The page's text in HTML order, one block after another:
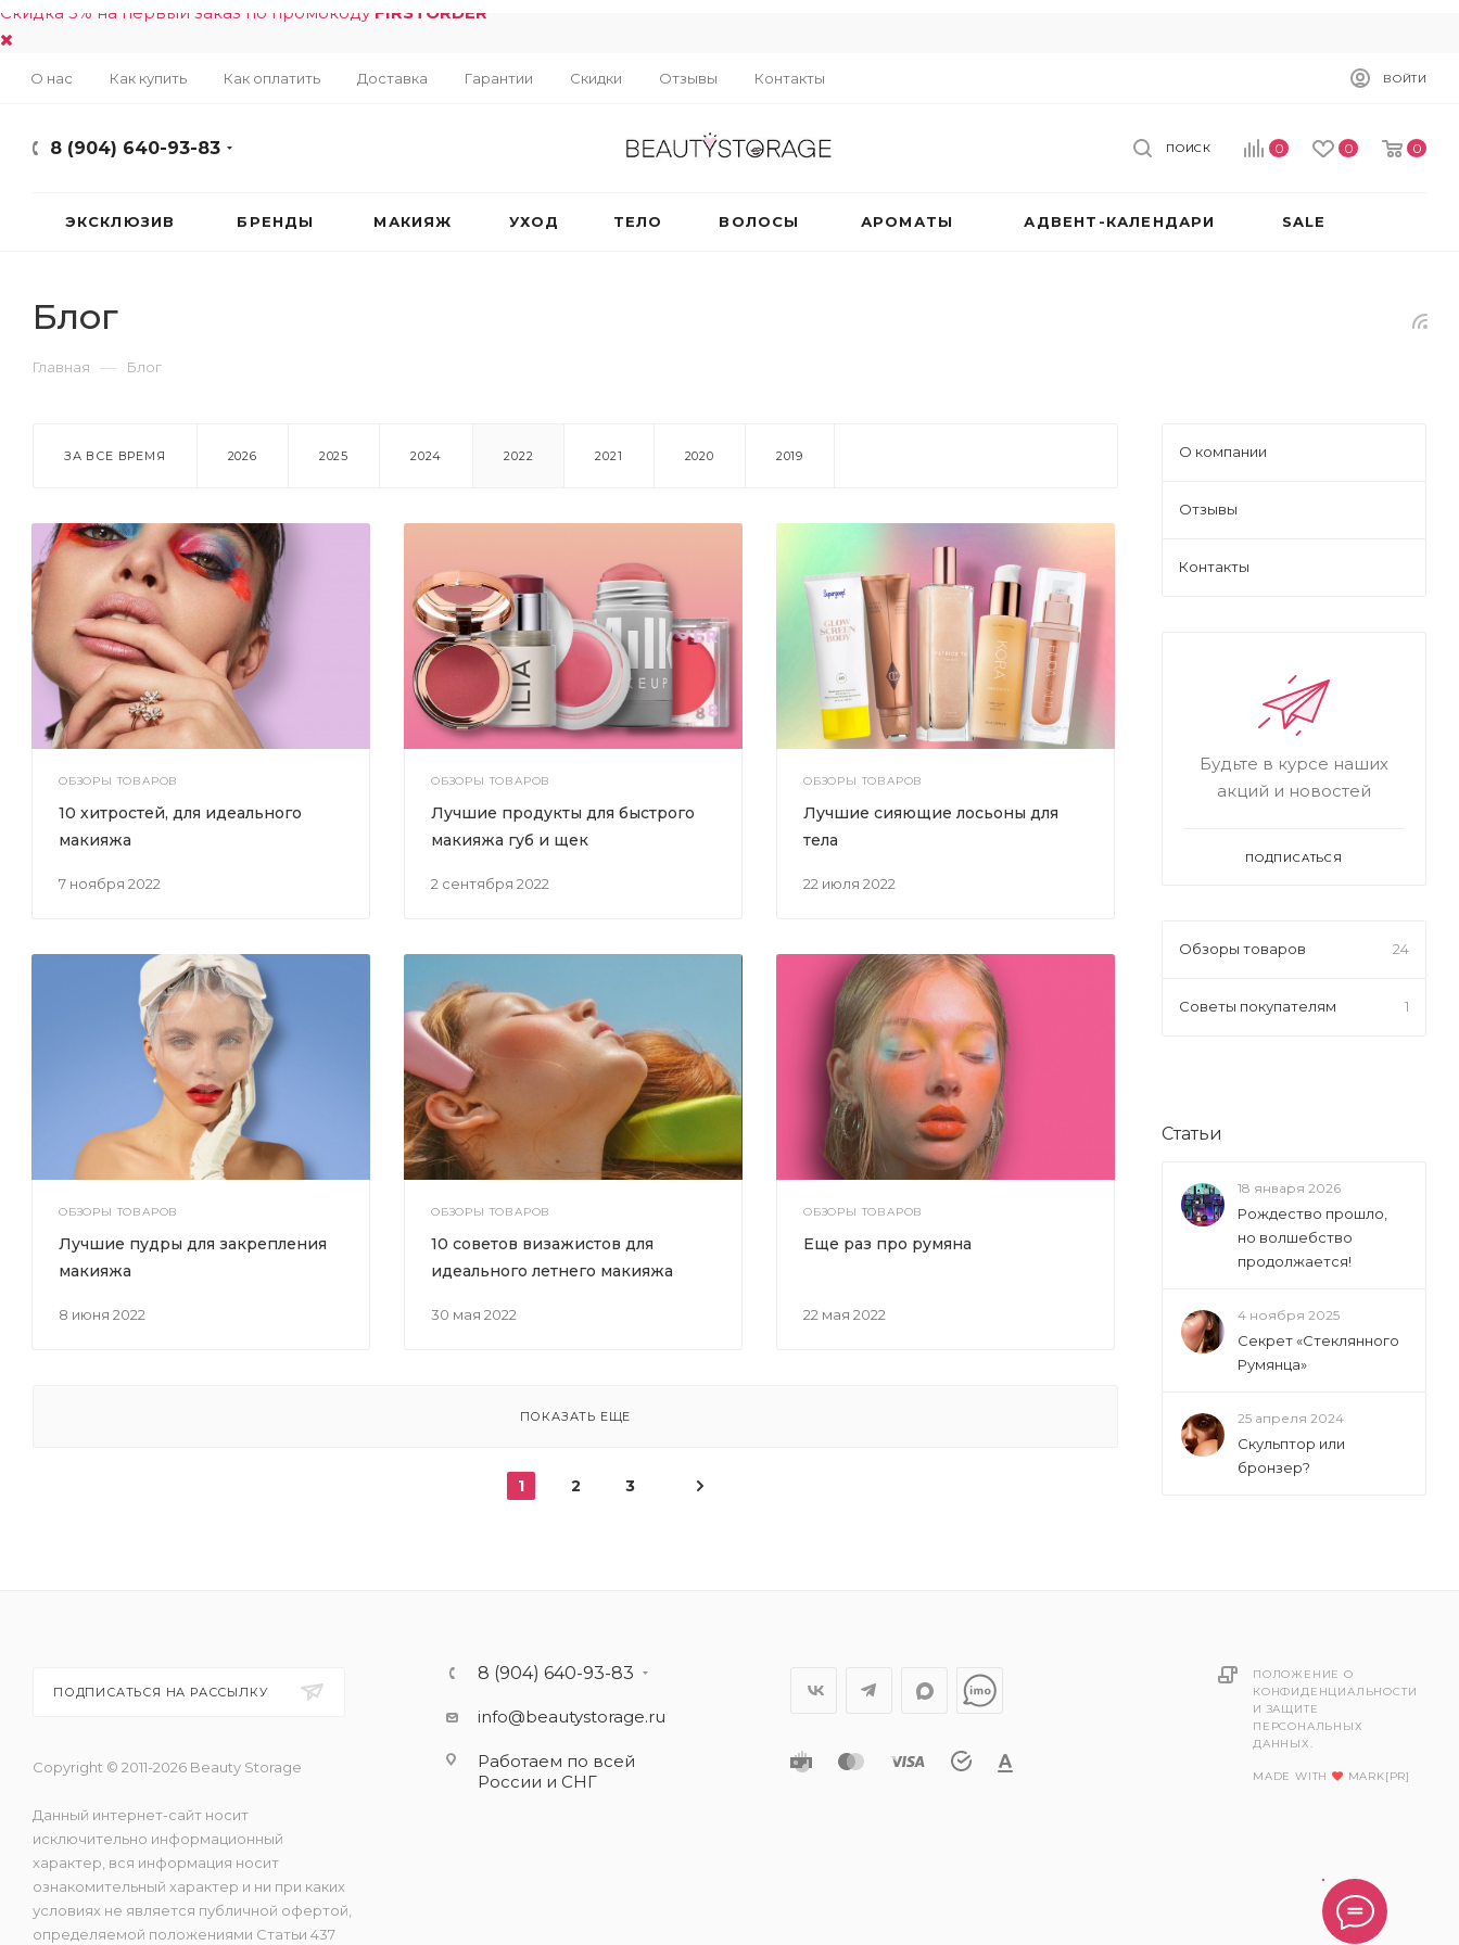
Скидка 5% на первый заказ по промокоду FIRSTORDER
О нас Как купить Как оплатить Доставка Гарантии Скидки Отзывы Контакты ВОЙТИ
8 (904) 640-93-83 0 0 0
ПОИСК
ЭКСКЛЮЗИВ БРЕНДЫ МАКИЯЖ УХОД ТЕЛО ВОЛОСЫ АРОМАТЫ АДВЕНТ-КАЛЕНДАРИ SALE
Блог
Главная — Блог
ЗА ВСЕ ВРЕМЯ 2026 2025 2024 2022 2021 2020 2019
ОБЗОРЫ ТОВАРОВ
7 ноября 2022
10 хитростей, для идеального
макияжа
ОБЗОРЫ ТОВАРОВ
2 сентября 2022
Лучшие продукты для быстрого
макияжа губ и щек
ОБЗОРЫ ТОВАРОВ
22 июля 2022
Лучшие сияющие лосьоны для
тела
ОБЗОРЫ ТОВАРОВ
8 июня 2022
Лучшие пудры для закрепления
макияжа
ОБЗОРЫ ТОВАРОВ
30 мая 2022
10 советов визажистов для
идеального летнего макияжа
ОБЗОРЫ ТОВАРОВ
22 мая 2022
Еще раз про румяна
ПОКАЗАТЬ ЕЩЕ
1 2 3
О компании
Отзывы
Контакты
Будьте в курсе наших
акций и новостей
ПОДПИСАТЬСЯ
Обзоры товаров 24
Советы покупателям 1
Статьи
18 января 2026
Рождество прошло,
но волшебство
продолжается!
4 ноября 2025
Секрет «Стеклянного
Румянца»
25 апреля 2024
Скульптор или
бронзер?
ПОДПИСАТЬСЯ НА РАССЫЛКУ
Copyright © 2011-2026 Beauty Storage
Данный интернет-сайт носит
исключительно информационный
характер, вся информация носит
ознакомительный характер и ни при каких
условиях не является публичной офертой,
определяемой положениями Статьи 437
8 (904) 640-93-83
info@beautystorage.ru
Работаем по всей
России и СНГ
ПОЛОЖЕНИЕ О
КОНФИДЕНЦИАЛЬНОСТИ
И ЗАЩИТЕ
ПЕРСОНАЛЬНЫХ
ДАННЫХ.
MADE WITH MARK[PR]